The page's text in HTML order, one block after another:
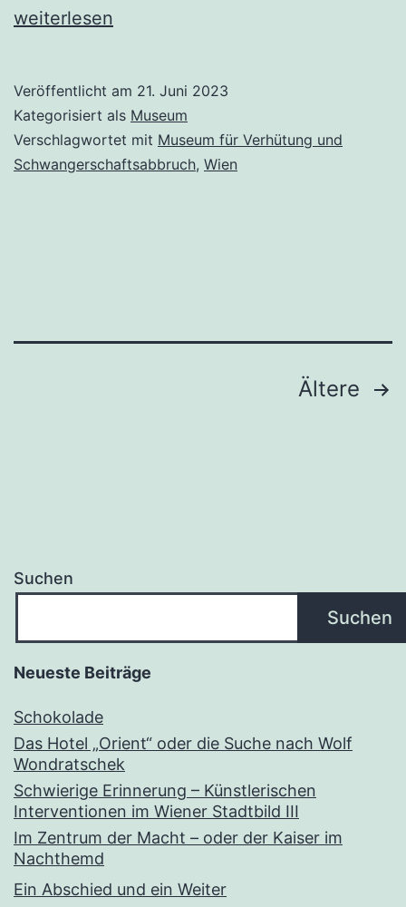
für
weiterlesen
Veröffentlicht am 21. Juni 2023
Kategorisiert als Museum
Verschlagwortet mit Museum für Verhütung und
Schwangerschaftsabbruch, Wien
Seitennummerierung
Ältere
Suchen
Suchen
Neueste Beiträge
Schokolade
Das Hotel „Orient“ oder die Suche nach Wolf
Wondratschek
Schwierige Erinnerung – Künstlerischen
Interventionen im Wiener Stadtbild III
Im Zentrum der Macht – oder der Kaiser im
Nachthemd
Ein Abschied und ein Weiter